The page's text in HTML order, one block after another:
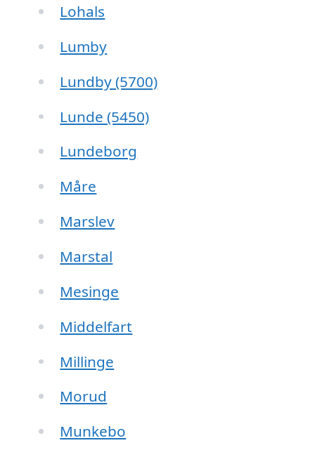
Lohals
Lumby
Lundby (5700)
Lunde (5450)
Lundeborg
Måre
Marslev
Marstal
Mesinge
Middelfart
Millinge
Morud
Munkebo